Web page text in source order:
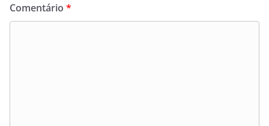
Comentário *